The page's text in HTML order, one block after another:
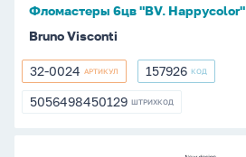
Фломастеры 6цв "BV. Happycolor"
Bruno Visconti
32-
0024
32-0024 АРТИКУЛ 157926
157926 КОД
5056498450129
5056498450129 ШТРИХКОД